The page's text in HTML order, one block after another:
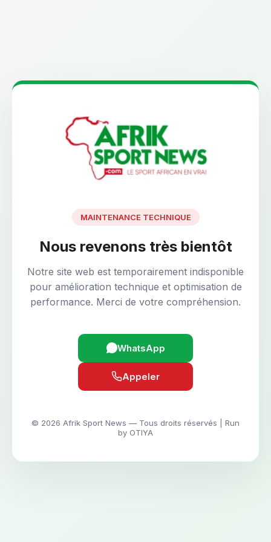
MAINTENANCE TECHNIQUE
Nous revenons très bientôt
Notre site web est temporairement indisponible
pour amélioration technique et optimisation de
performance. Merci de votre compréhension.
WhatsApp
Appeler
© 2026 Afrik Sport News — Tous droits réservés | Run
by OTIYA